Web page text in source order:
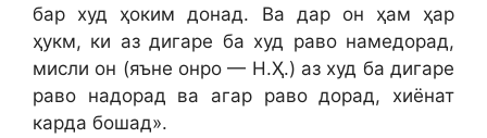
бар худ ҳоким донад. Ва дар он ҳам ҳар
ҳукм, ки аз дигаре ба худ раво намедорад,
мисли он (яъне онро — Н.Ҳ.) аз худ ба дигаре
раво надорад ва агар раво дорад, хиёнат
карда бошад».